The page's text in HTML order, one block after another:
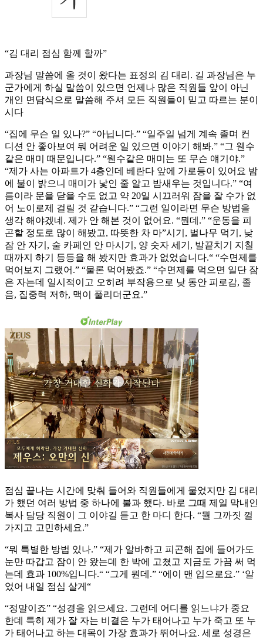
“김 대리 점심 함께 할까”
과장님 말씀에 올 것이 왔다는 표정의 김 대리. 길 과장님은 누
군가에게 하실 말씀이 있으면 언제나 많은 직원들 앞이 아닌
개인 면담식으로 말씀해 주셔 모든 직원들이 믿고 따르는 분이
시다
“집에 무슨 일 있나?” “아닙니다.” “일주일 넘게 계속 졸며 컨
디션 안 좋아보여 뭐 어려운 일 있으면 이야기 해봐.” “그 웬수
같은 매미 때문입니다.” “웬수같은 매미는 또 무슨 얘기야.”
“제가 사는 아파트가 4층인데 베란다 앞에 가로등이 있어요 밤
에 불이 밝으니 매미가 낯인 줄 알고 밤새우는 것입니다.” “여
름이라 문을 닫을 수도 없고 약 20일 시끄러워 잠을 잘 수가 없
어 노이로제 걸릴 것 같습니다.” “그런 일이라면 무슨 방법을
생각 해야겠네. 제가 안 해본 것이 없어요. “뭔데.” “운동을 피
곤할 정도로 많이 해봤고, 따뜻한 차 마”시기, 벌나무 먹기, 낮
잠 안 자기, 술 카페인 안 마시기, 양 숫자 세기, 발끝치기 지칠
때까지 하기 등등을 해 봤지만 효과가 없었습니다.“ “수면제를
먹어보지 그랬어.” “물론 먹어봤죠.” “수면제를 먹으면 일단 잠
은 자는데 일시적이고 오히려 부작용으로 낮 동안 피로감, 졸
음, 집중력 저하, 맥이 풀리더군요.”
점심 끝나는 시간에 맞춰 들어와 직원들에게 물었지만 김 대리
가 했던 여러 방법 중 하나에 불과 했다. 바로 그때 제일 막내인
복사 담당 직원이 그 이야길 듣고 한 마디 한다. “뭘 그까짓 껄
가지고 고민하세요.”
“뭐 특별한 방법 있나.” “제가 알바하고 피곤해 집에 들어가도
눈만 따갑고 잠이 안 왔는데 한 박에 고쳤고 지금도 가끔 써 먹
는데 효과 100%입니다.“ “그게 뭔데.” “에이 맨 입으로요.” ‘알
었어 내일 점심 살게“
“정말이죠” “성경을 읽으세요. 그런데 어디를 읽느냐가 중요
한데 특히 제가 잘 자는 비결은 누가 태어나고 누가 죽고 또 누
가 태어나고 하는 대목이 가장 효과가 뛰어나요. 세로 성경은